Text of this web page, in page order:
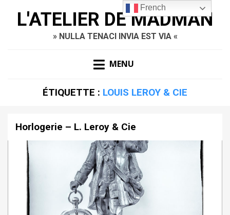
L'ATELIER DE MADMAN
» NULLA TENACI INVIA EST VIA «
MENU
ÉTIQUETTE : LOUIS LEROY & CIE
Horlogerie – L. Leroy & Cie
French